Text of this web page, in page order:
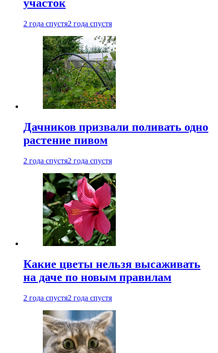
участок
2 года спустя2 года спустя
Дачников призвали поливать одно
растение пивом
2 года спустя2 года спустя
Какие цветы нельзя высаживать
на даче по новым правилам
2 года спустя2 года спустя